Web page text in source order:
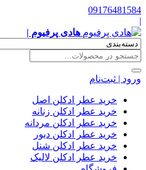
09176481584
|
هادی پرفیوم |
ورود | ثبت‌نام
خرید عطر ادکلن اصل
خرید عطر ادکلن زنانه
خرید عطر ادکلن مردانه
خرید عطر ادکلن دیور
خرید عطر ادکلن شنل
خرید عطر ادکلن لالیک